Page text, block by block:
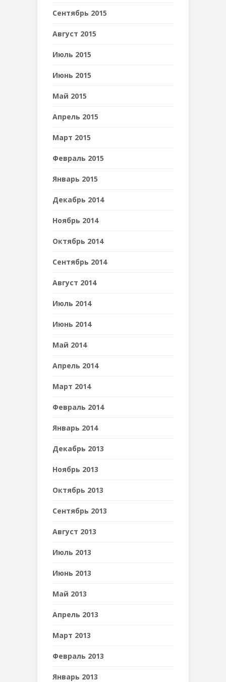
Сентябрь 2015
Август 2015
Июль 2015
Июнь 2015
Май 2015
Апрель 2015
Март 2015
Февраль 2015
Январь 2015
Декабрь 2014
Ноябрь 2014
Октябрь 2014
Сентябрь 2014
Август 2014
Июль 2014
Июнь 2014
Май 2014
Апрель 2014
Март 2014
Февраль 2014
Январь 2014
Декабрь 2013
Ноябрь 2013
Октябрь 2013
Сентябрь 2013
Август 2013
Июль 2013
Июнь 2013
Май 2013
Апрель 2013
Март 2013
Февраль 2013
Январь 2013